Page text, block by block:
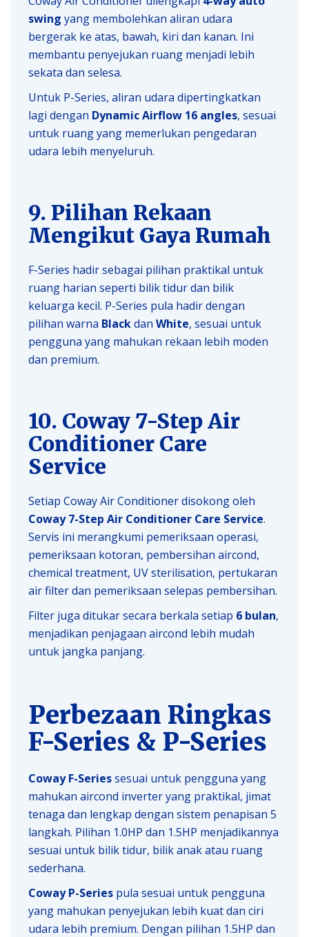
swing yang membolehkan aliran udara
bergerak ke atas, bawah, kiri dan kanan. Ini
membantu penyejukan ruang menjadi lebih
sekata dan selesa.
Untuk P-Series, aliran udara dipertingkatkan
lagi dengan Dynamic Airflow 16 angles, sesuai
untuk ruang yang memerlukan pengedaran
udara lebih menyeluruh.
9. Pilihan Rekaan
Mengikut Gaya Rumah
F-Series hadir sebagai pilihan praktikal untuk
ruang harian seperti bilik tidur dan bilik
keluarga kecil. P-Series pula hadir dengan
pilihan warna Blackdan White, sesuai untuk
pengguna yang mahukan rekaan lebih moden
dan premium.
10. Coway 7-Step Air
Conditioner Care
Service
Setiap Coway Air Conditioner disokong oleh
Coway 7-Step Air Conditioner Care Service.
Servis ini merangkumi pemeriksaan operasi,
pemeriksaan kotoran, pembersihan aircond,
chemical treatment, UV sterilisation, pertukaran
air filter dan pemeriksaan selepas pembersihan.
Filter juga ditukar secara berkala setiap 6 bulan,
menjadikan penjagaan aircond lebih mudah
untuk jangka panjang.
Perbezaan Ringkas
F-Series & P-Series
Coway F-Seriessesuai untuk pengguna yang
mahukan aircond inverter yang praktikal, jimat
tenaga dan lengkap dengan sistem penapisan 5
langkah. Pilihan 1.0HP dan 1.5HP menjadikannya
sesuai untuk bilik tidur, bilik anak atau ruang
sederhana.
Coway P-Series pula sesuai untuk pengguna
yang mahukan penyejukan lebih kuat dan ciri
udara lebih premium. Dengan pilihan 1.5HP dan